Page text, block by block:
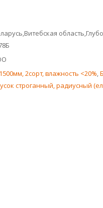
2сорт, влажность <20%,
строганный, радиусный